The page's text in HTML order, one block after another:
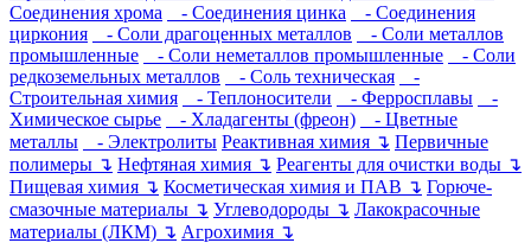
Соединения хрома
- Соединения цинка
- Соединения
циркония
- Соли драгоценных металлов
- Соли металлов
промышленные
- Соли неметаллов промышленные
- Соли
редкоземельных металлов
- Соль техническая
-
Строительная химия
- Теплоносители - Ферросплавы
-
Химическое сырье
- Хладагенты (фреон)
- Цветные
металлы
- Электролиты Реактивная химия ↴ Первичные
полимеры ↴ Нефтяная химия ↴ Реагенты для очистки воды ↴
Пищевая химия ↴ Косметическая химия и ПАВ ↴ Горюче-
смазочные материалы ↴ Углеводороды ↴ Лакокрасочные
материалы (ЛКМ) ↴ Агрохимия ↴